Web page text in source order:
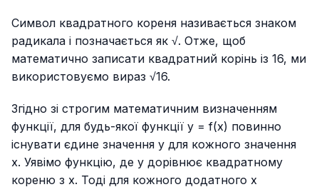
Символ квадратного кореня називається знаком
радикала і позначається як √. Отже, щоб
математично записати квадратний корінь із 16, ми
використовуємо вираз √16.
Згідно зі строгим математичним визначенням
функції, для будь-якої функції y = f(x) повинно
існувати єдине значення y для кожного значення
x. Уявімо функцію, де y дорівнює квадратному
кореню з x. Тоді для кожного додатного x